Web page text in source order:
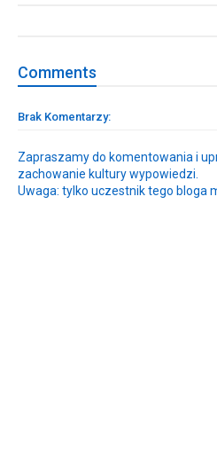
Comments
Brak Komentarzy:
Zapraszamy do komentowania i
zachowanie kultury wypowiedzi.
Uwaga: tylko uczestnik tego bloga